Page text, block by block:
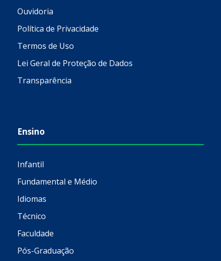
Ouvidoria
Política de Privacidade
Termos de Uso
Lei Geral de Proteção de Dados
Transparência
Ensino
Infantil
Fundamental e Médio
Idiomas
Técnico
Faculdade
Pós-Graduação